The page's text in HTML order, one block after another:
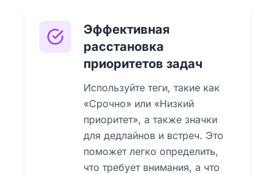
Эффективная
расстановка
приоритетов задач
Используйте теги, такие как
«Срочно» или «Низкий
приоритет», а также значки
для дедлайнов и встреч. Это
поможет легко определить,
что требует внимания, а что